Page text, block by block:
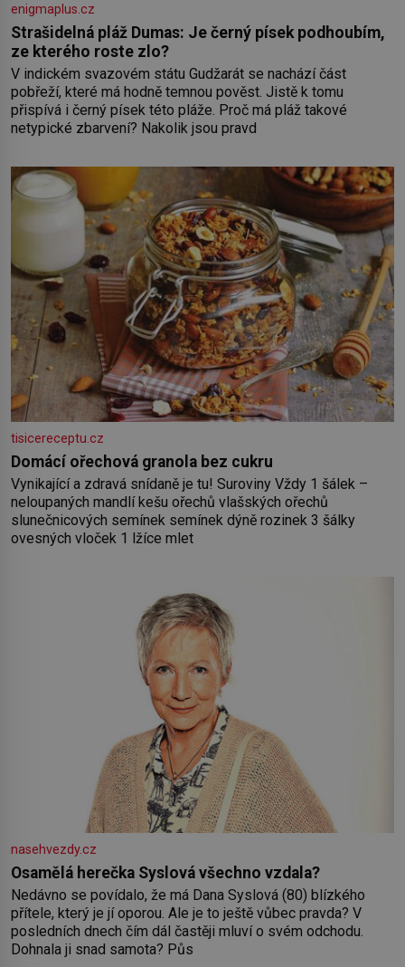
enigmaplus.cz
Strašidelná pláž Dumas: Je černý písek podhoubím,
ze kterého roste zlo?
V indickém svazovém státu Gudžarát se nachází část
pobřeží, které má hodně temnou pověst. Jistě k tomu
přispívá i černý písek této pláže. Proč má pláž takové
netypické zbarvení? Nakolik jsou pravd
tisicereceptu.cz
Domácí ořechová granola bez cukru
Vynikající a zdravá snídaně je tu! Suroviny Vždy 1 šálek –
neloupaných mandlí kešu ořechů vlašských ořechů
slunečnicových semínek semínek dýně rozinek 3 šálky
ovesných vloček 1 lžíce mlet
nasehvezdy.cz
Osamělá herečka Syslová všechno vzdala?
Nedávno se povídalo, že má Dana Syslová (80) blízkého
přítele, který je jí oporou. Ale je to ještě vůbec pravda? V
posledních dnech čím dál častěji mluví o svém odchodu.
Dohnala ji snad samota? Půs